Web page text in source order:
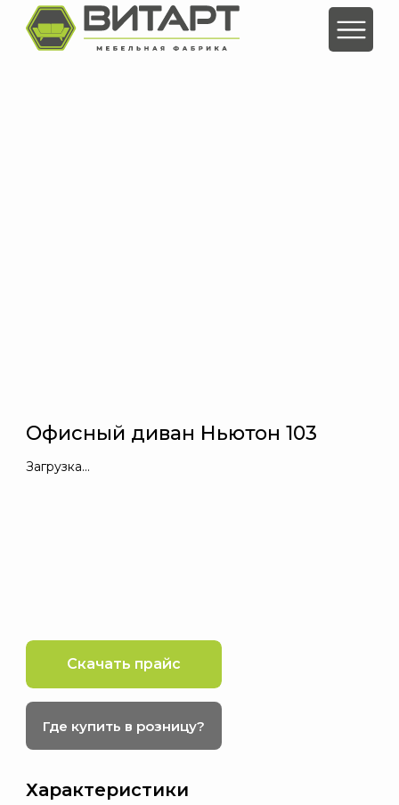
Загрузка...
Офисный диван Ньютон 103
Где купить в розницу?
Скачать прайс
Характеристики